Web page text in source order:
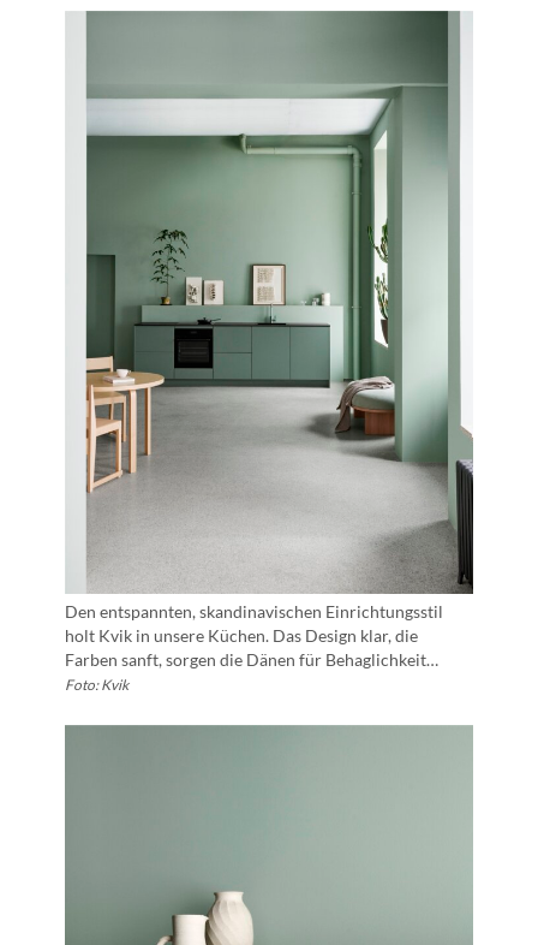
Den entspannten, skandinavischen Einrichtungsstil
holt Kvik in unsere Küchen. Das Design klar, die
Farben sanft, sorgen die Dänen für Behaglichkeit…
Foto: Kvik